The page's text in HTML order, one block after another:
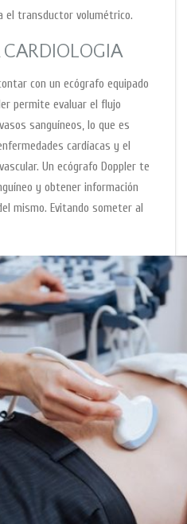
el transductor volumétrico.
CARDIOLOGIA
con un ecógrafo equipado
permite evaluar el flujo
sanguíneos, lo que es
cardíacas y el
Un ecógrafo Doppler te
y obtener información
mismo. Evitando someter al